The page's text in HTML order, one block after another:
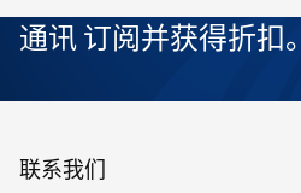
通讯 订阅并获得折扣。
联系我们